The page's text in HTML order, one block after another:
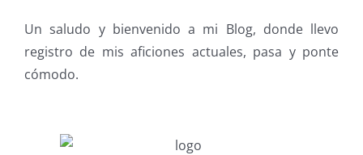
Un saludo y bienvenido a mi Blog, donde llevo
registro de mis aficiones actuales, pasa y ponte
cómodo.